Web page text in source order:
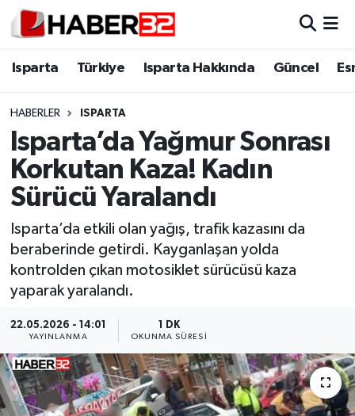
Isparta Türkiye Isparta Hakkında Güncel
HABERLER ISPARTA
Isparta’da Yağmur Sonrası
Korkutan Kaza! Kadın
Sürücü Yaralandı
Isparta’da etkili olan yağış, trafik kazasını da
beraberinde getirdi. Kayganlaşan yolda
kontrolden çıkan motosiklet sürücüsü kaza
yaparak yaralandı.
22.05.2026 - 14:01
YAYINLANMA
1 DK
OKUNMA SÜRESI
Isparta
Esnaf Diyor ki;
ASAYİŞ
BİLİM VE TEKNOLOJİ
EĞİTİM
GENEL
Güncel
HABERDE İNSAN
Isparta Nöbetçi Eczaneler
Isparta Trafik Yoğunluk Haritası
Süper Lig Puan Durumu ve Fikstür
Tüm Manşetler
Son Dakika Haberleri
Haber Arşivi